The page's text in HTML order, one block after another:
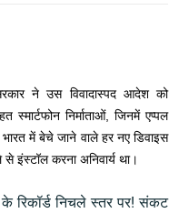
ने उस विवादास्पद आदेश को
निर्माताओं, जिनमें एप्पल
में बेचे जाने वाले हर नए डिवाइस
इंस्टॉल करना अनिवार्य था।
रिकॉर्ड निचले स्तर पर! संकट